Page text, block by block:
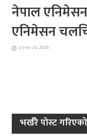
नेपाल
एनिमेसन
June 23, 2026
भर्खरै पोस्ट गरिएको